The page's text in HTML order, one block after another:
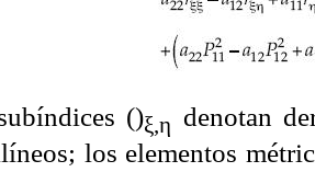
()ξ,η denotan
los elementos